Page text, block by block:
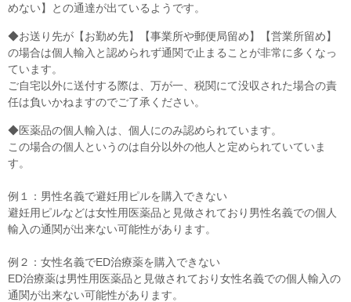
めない】との通達が出ているようです。
◆お送り先が【お勤め先】【事業所や郵便局留め】【営業所留め】
の場合は個人輸入と認められず通関で止まることが非常に多くなっ
ています。
ご自宅以外に送付する際は、万が一、税関にて没収された場合の責
任は負いかねますのでご了承ください。
◆医薬品の個人輸入は、個人にのみ認められています。
この場合の個人というのは自分以外の他人と定められていていま
す。
例１：男性名義で避妊用ピルを購入できない
避妊用ピルなどは女性用医薬品と見做されており男性名義での個人
輸入の通関が出来ない可能性があります。
例２：女性名義でED治療薬を購入できない
ED治療薬は男性用医薬品と見做されており女性名義での個人輸入の
通関が出来ない可能性があります。